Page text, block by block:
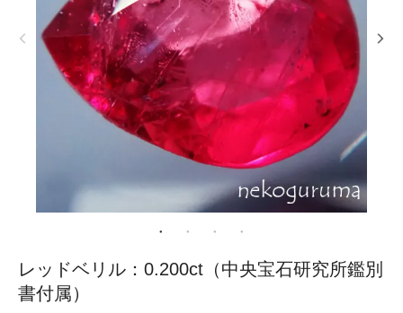
レッドベリル：0.200ct（中央宝石研究所鑑別
書付属）